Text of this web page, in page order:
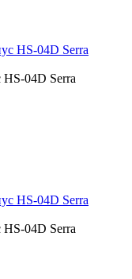
04D Serra
04D Serra